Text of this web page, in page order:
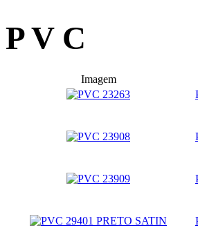
P V C
Imagem